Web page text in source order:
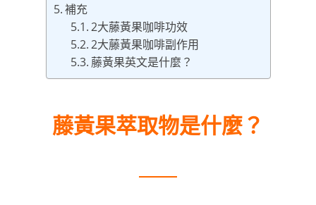
補充
2大藤黃果咖啡功效
2大藤黃果咖啡副作用
藤黃果英文是什麼？
藤黃果萃取物是什麼？